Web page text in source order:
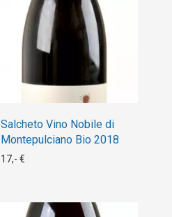
Salcheto Vino Nobile di
Montepulciano Bio 2018
17,- €